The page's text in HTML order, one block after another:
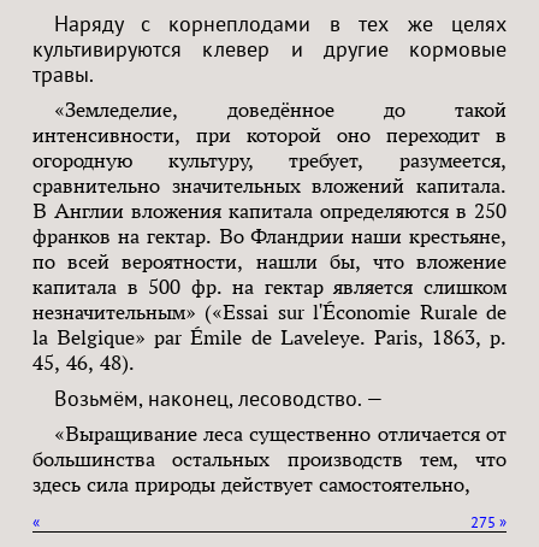
Наряду с корнеплодами в тех же целях
культивируются клевер и другие кормовые
травы.
«Земледелие, доведённое до такой
интенсивности, при которой оно переходит в
огородную культуру, требует, разумеется,
сравнительно значительных вложений капитала.
В Англии вложения капитала определяются в 250
франков на гектар. Во Фландрии наши крестьяне,
по всей вероятности, нашли бы, что вложение
капитала в 500 фр. на гектар является слишком
незначительным» («Essai sur l'Économie Rurale de
la Belgique» par Émile de Laveleye. Paris, 1863, p.
45, 46, 48).
Возьмём, наконец, лесоводство. —
«Выращивание леса существенно отличается от
большинства остальных производств тем, что
здесь сила природы действует самостоятельно,
« »
275